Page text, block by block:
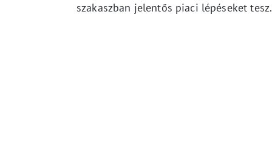
szakaszban jelentős piaci lépéseket tesz.